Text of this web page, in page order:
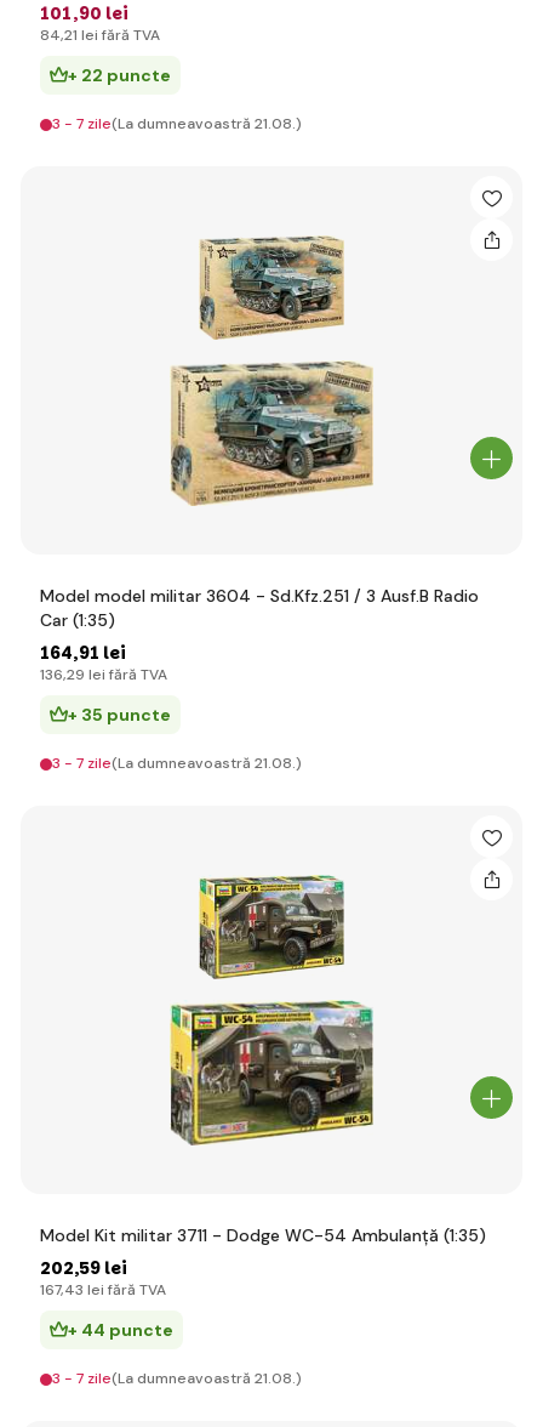
101,90 lei
84,21 lei fără TVA
+ 22 puncte
3 - 7 zile(La dumneavoastră 21.08.)
Model model militar 3604 - Sd.Kfz.251 / 3 Ausf.B Radio
Car (1:35)
164,91 lei
136,29 lei fără TVA
+ 35 puncte
3 - 7 zile(La dumneavoastră 21.08.)
Model Kit militar 3711 - Dodge WC-54 Ambulanță (1:35)
202,59 lei
167,43 lei fără TVA
+ 44 puncte
3 - 7 zile(La dumneavoastră 21.08.)